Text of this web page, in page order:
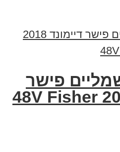
פישר
דיימונד 2018 48V Fisher